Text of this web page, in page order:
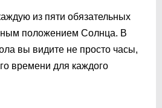
из пяти обязательных
положением Солнца. В
вы видите не просто часы,
времени для каждого